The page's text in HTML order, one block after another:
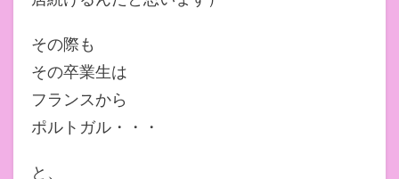
その際も
その卒業生は
フランスから
ポルトガル・・・
と、